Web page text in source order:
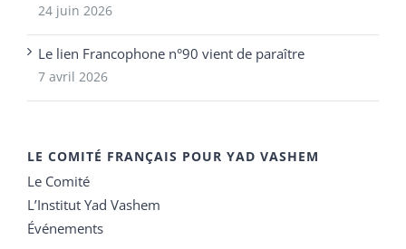
24 juin 2026
Le lien Francophone n°90 vient de paraître
7 avril 2026
LE COMITÉ FRANÇAIS POUR YAD VASHEM
Le Comité
L’Institut Yad Vashem
Événements